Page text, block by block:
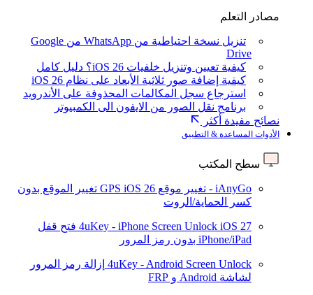
مصادر التعلم
تنزيل نسخة احتياطية من WhatsApp من Google
Drive
كيفية تعيين وتنزيل خلفيات iOS 26؟ دليل كامل
كيفية إضافة صور ثلاثية الأبعاد على نظام iOS 26
استرجاع سجل المكالمات المحذوفة على الأندرويد
برنامج نقل الصور من الايفون الى الكمبيوتر
نصائح مفيدة أكثر
الأدوات المساعدة & التطبيق
سطح المكتب
iAnyGo - تغيير موقع GPS iOS 26
تغيير الموقع بدون
كسر الحماية/الروت
4uKey - iPhone Screen Unlock iOS 27
فتح قفل
iPhone/iPad بدون رمز المرور
4uKey - Android Screen Unlock إزالة رمز المرور
لشاشة Android و FRP